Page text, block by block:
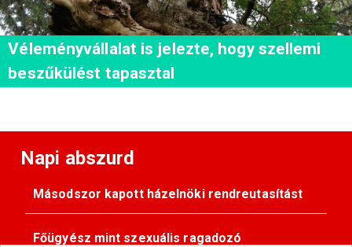
Véleményvállalat is jelezte, hogy szellemi
beszűkülést tapasztal
Napi abszurd
Másodszor kapott házelnöki rendreutasítást
Főügyész mint szexuális ragadozó